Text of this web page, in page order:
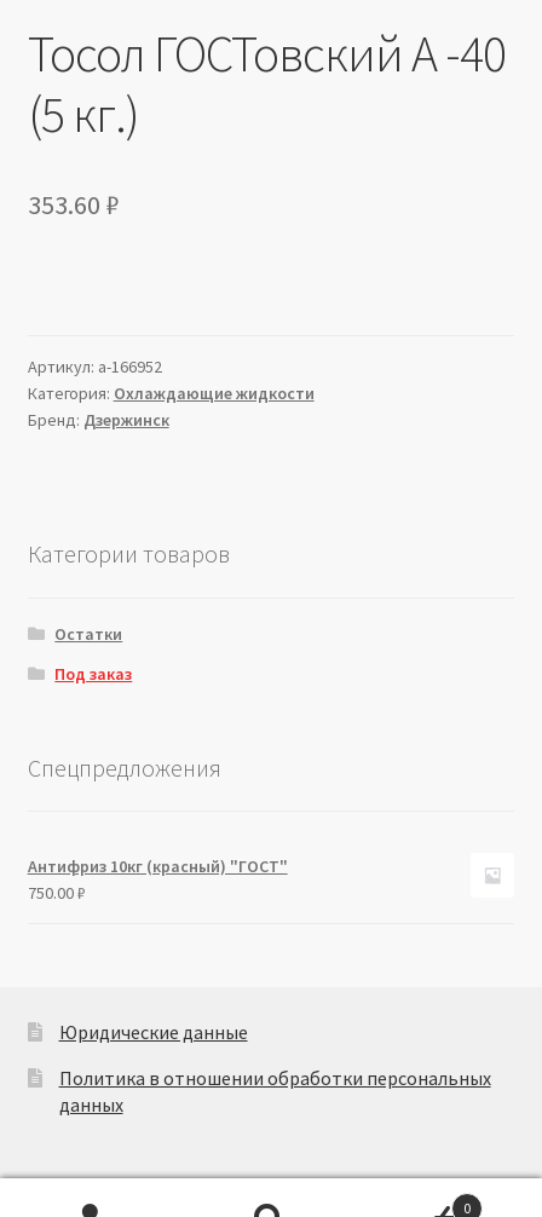
Тосол ГОСТовский А -40
(5 кг.)
353.60 ₽
Артикул: a-166952
Категория: Охлаждающие жидкости
Бренд: Дзержинск
Категории товаров
Остатки
Под заказ
Спецпредложения
Антифриз 10кг (красный) "ГОСТ"
750.00₽
Юридические данные
Политика в отношении обработки персональных
данных
0